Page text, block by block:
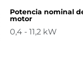
Potencia nominal
motor
0,4 - 11,2 kW